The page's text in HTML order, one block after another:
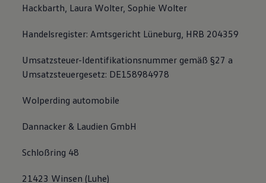
Hackbarth, Laura Wolter, Sophie Wolter
Handelsregister: Amtsgericht Lüneburg, HRB 204359
Umsatzsteuer-Identifikationsnummer gemäß §27 a
Umsatzsteuergesetz: DE158984978
Wolperding automobile
Dannacker & Laudien GmbH
Schloßring 48
21423 Winsen (Luhe)